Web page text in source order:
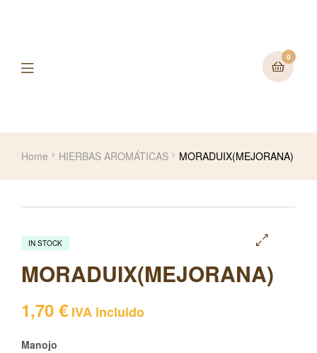
0
Home HIERBAS AROMÁTICAS MORADUIX(MEJORANA)
🔍
IN STOCK
MORADUIX(MEJORANA)
1,70 € IVA incluido
Manojo